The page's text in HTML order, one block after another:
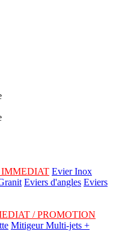
IMMEDIAT Evier Inox
Eviers d'angles Eviers
/ PROMOTION
Mitigeur Multi-jets +